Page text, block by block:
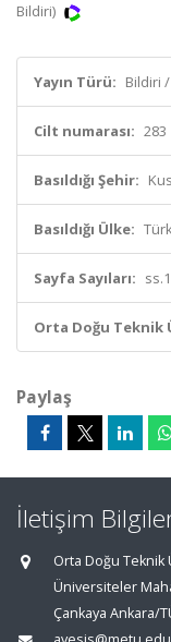
Bildiri)
Yayın Türü: Bildiri
Cilt numarası: 283
Basıldığı Şehir:
Basıldığı Ülke:
Sayfa Sayıları:
Orta Doğu Teknik
Paylaş
İletişim
Orta Doğu Teknik
Üniversiteler
Çankaya Ankara/